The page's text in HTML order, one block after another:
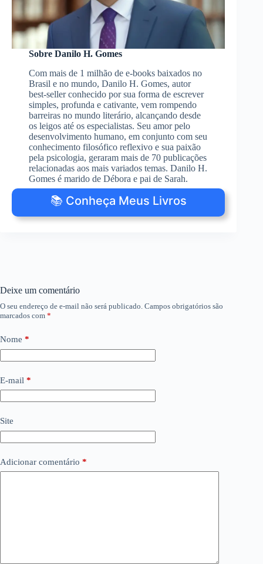
Sobre Danilo H. Gomes
Com mais de 1 milhão de e-books baixados no
Brasil e no mundo, Danilo H. Gomes, autor
best-seller conhecido por sua forma de escrever
simples, profunda e cativante, vem rompendo
barreiras no mundo literário, alcançando desde
os leigos até os especialistas. Seu amor pelo
desenvolvimento humano, em conjunto com seu
conhecimento filosófico reflexivo e sua paixão
pela psicologia, geraram mais de 70 publicações
relacionadas aos mais variados temas. Danilo H.
Gomes é marido de Débora e pai de Sarah.
📚 Conheça Meus Livros
Deixe um comentário
O seu endereço de e-mail não será publicado. Campos obrigatórios são
marcados com *
Nome *
E-mail *
Site
Adicionar comentário *